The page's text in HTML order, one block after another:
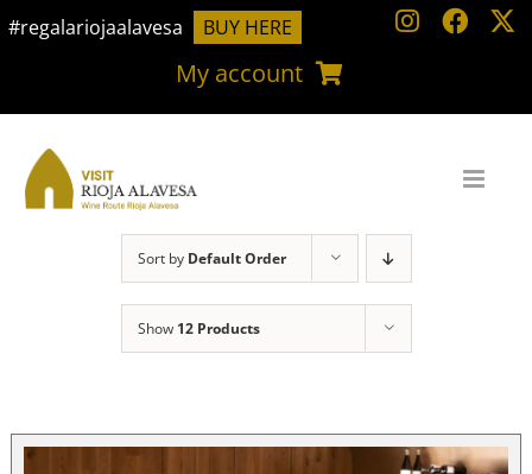
Skip
#regalariojaalavesa BUY HERE
My account
Sort by Default Order
Show 12 Products